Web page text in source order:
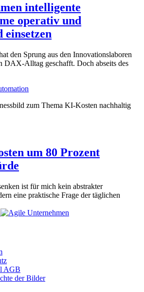
intelligente
operativ und
einsetzen
den Sprung aus den Innovationslaboren
DAX-Alltag geschafft. Doch abseits des
um 80 Prozent
ist für mich kein abstrakter
eine praktische Frage der täglichen
AGB
der Bilder